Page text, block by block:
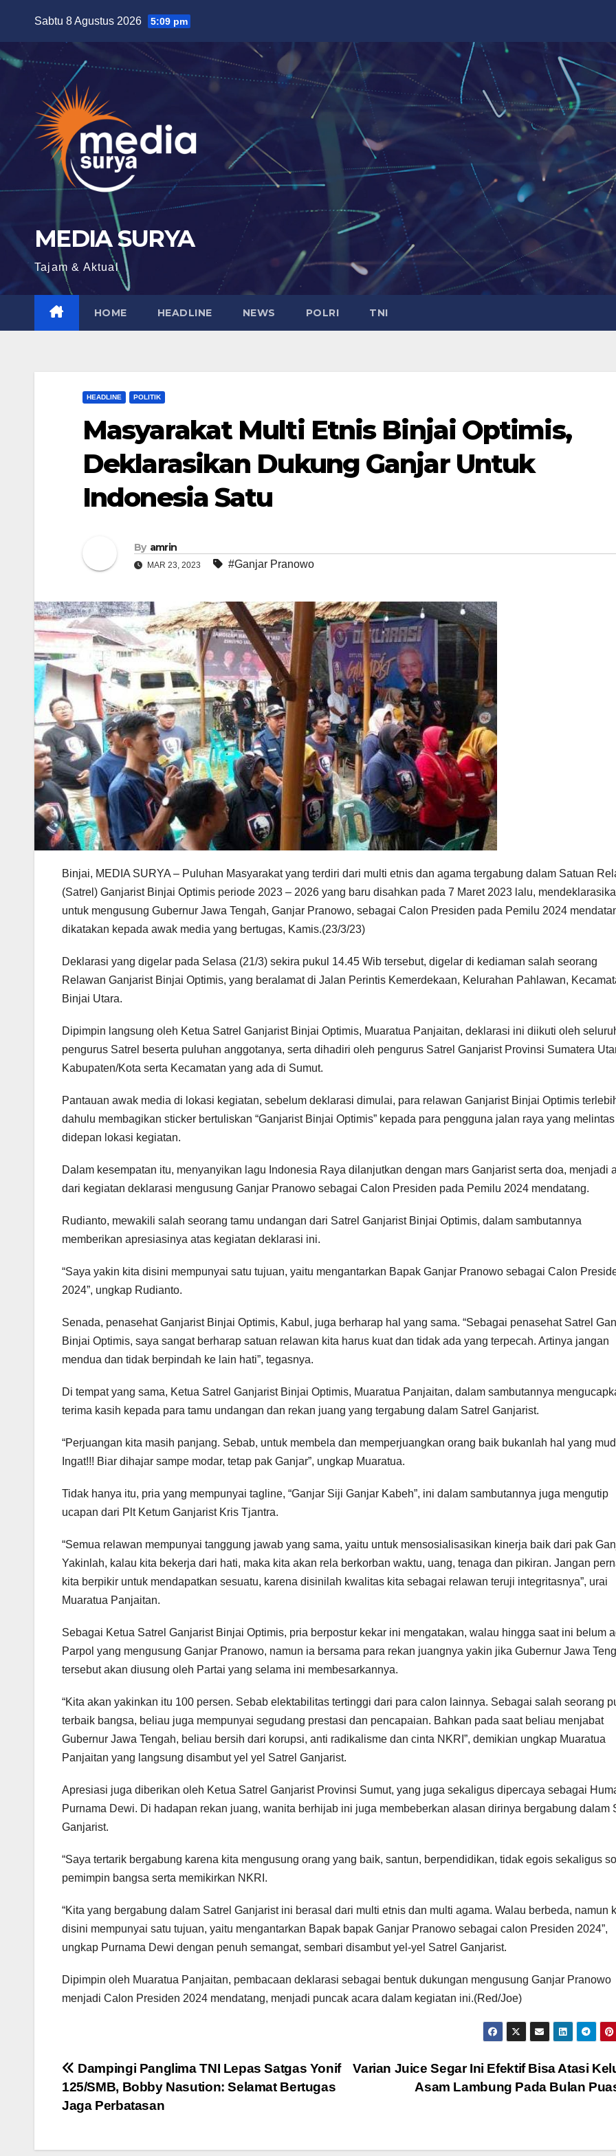
content
Sabtu 8 Agustus 2026 5:09 pm
MEDIA SURYA
Tajam & Aktual
HOME HEADLINE NEWS POLRI TNI
HEADLINE POLITIK
Masyarakat Multi Etnis Binjai Optimis,
Deklarasikan Dukung Ganjar Untuk
Indonesia Satu
By amrin
MAR 23, 2023 #Ganjar Pranowo
Binjai, MEDIA SURYA – Puluhan Masyarakat yang terdiri dari multi etnis dan agama tergabung dalam Satuan
(Satrel) Ganjarist Binjai Optimis periode 2023 – 2026 yang baru disahkan pada 7 Maret 2023 lalu,
untuk mengusung Gubernur Jawa Tengah, Ganjar Pranowo, sebagai Calon Presiden pada Pemilu 2024
dikatakan kepada awak media yang bertugas, Kamis.(23/3/23)
Deklarasi yang digelar pada Selasa (21/3) sekira pukul 14.45 Wib tersebut, digelar di kediaman salah seorang
Relawan Ganjarist Binjai Optimis, yang beralamat di Jalan Perintis Kemerdekaan, Kelurahan Pahlawan,
Binjai Utara.
Dipimpin langsung oleh Ketua Satrel Ganjarist Binjai Optimis, Muaratua Panjaitan, deklarasi ini diikuti oleh
pengurus Satrel beserta puluhan anggotanya, serta dihadiri oleh pengurus Satrel Ganjarist Provinsi Sumatera
Kabupaten/Kota serta Kecamatan yang ada di Sumut.
Pantauan awak media di lokasi kegiatan, sebelum deklarasi dimulai, para relawan Ganjarist Binjai Optimis
dahulu membagikan sticker bertuliskan “Ganjarist Binjai Optimis” kepada para pengguna jalan raya yang melintas
didepan lokasi kegiatan.
Dalam kesempatan itu, menyanyikan lagu Indonesia Raya dilanjutkan dengan mars Ganjarist serta doa, menjadi
dari kegiatan deklarasi mengusung Ganjar Pranowo sebagai Calon Presiden pada Pemilu 2024 mendatang.
Rudianto, mewakili salah seorang tamu undangan dari Satrel Ganjarist Binjai Optimis, dalam sambutannya
memberikan apresiasinya atas kegiatan deklarasi ini.
“Saya yakin kita disini mempunyai satu tujuan, yaitu mengantarkan Bapak Ganjar Pranowo sebagai Calon
2024”, ungkap Rudianto.
Senada, penasehat Ganjarist Binjai Optimis, Kabul, juga berharap hal yang sama. “Sebagai penasehat Satrel
Binjai Optimis, saya sangat berharap satuan relawan kita harus kuat dan tidak ada yang terpecah. Artinya jangan
mendua dan tidak berpindah ke lain hati”, tegasnya.
Di tempat yang sama, Ketua Satrel Ganjarist Binjai Optimis, Muaratua Panjaitan, dalam sambutannya
terima kasih kepada para tamu undangan dan rekan juang yang tergabung dalam Satrel Ganjarist.
“Perjuangan kita masih panjang. Sebab, untuk membela dan memperjuangkan orang baik bukanlah hal yang
Ingat!!! Biar dihajar sampe modar, tetap pak Ganjar”, ungkap Muaratua.
Tidak hanya itu, pria yang mempunyai tagline, “Ganjar Siji Ganjar Kabeh”, ini dalam sambutannya juga mengutip
ucapan dari Plt Ketum Ganjarist Kris Tjantra.
“Semua relawan mempunyai tanggung jawab yang sama, yaitu untuk mensosialisasikan kinerja baik dari pak
Yakinlah, kalau kita bekerja dari hati, maka kita akan rela berkorban waktu, uang, tenaga dan pikiran. Jangan
kita berpikir untuk mendapatkan sesuatu, karena disinilah kwalitas kita sebagai relawan teruji integritasnya”, urai
Muaratua Panjaitan.
Sebagai Ketua Satrel Ganjarist Binjai Optimis, pria berpostur kekar ini mengatakan, walau hingga saat ini belum
Parpol yang mengusung Ganjar Pranowo, namun ia bersama para rekan juangnya yakin jika Gubernur Jawa
tersebut akan diusung oleh Partai yang selama ini membesarkannya.
“Kita akan yakinkan itu 100 persen. Sebab elektabilitas tertinggi dari para calon lainnya. Sebagai salah seorang
terbaik bangsa, beliau juga mempunyai segudang prestasi dan pencapaian. Bahkan pada saat beliau menjabat
Gubernur Jawa Tengah, beliau bersih dari korupsi, anti radikalisme dan cinta NKRI”, demikian ungkap Muaratua
Panjaitan yang langsung disambut yel yel Satrel Ganjarist.
Apresiasi juga diberikan oleh Ketua Satrel Ganjarist Provinsi Sumut, yang juga sekaligus dipercaya sebagai
Purnama Dewi. Di hadapan rekan juang, wanita berhijab ini juga membeberkan alasan dirinya bergabung dalam
Ganjarist.
“Saya tertarik bergabung karena kita mengusung orang yang baik, santun, berpendidikan, tidak egois sekaligus
pemimpin bangsa serta memikirkan NKRI.
“Kita yang bergabung dalam Satrel Ganjarist ini berasal dari multi etnis dan multi agama. Walau berbeda, namun
disini mempunyai satu tujuan, yaitu mengantarkan Bapak bapak Ganjar Pranowo sebagai calon Presiden 2024”,
ungkap Purnama Dewi dengan penuh semangat, sembari disambut yel-yel Satrel Ganjarist.
Dipimpin oleh Muaratua Panjaitan, pembacaan deklarasi sebagai bentuk dukungan mengusung Ganjar Pranowo
menjadi Calon Presiden 2024 mendatang, menjadi puncak acara dalam kegiatan ini.(Red/Joe)
Navigasi
pos
Varian Juice Segar Ini Efektif Bisa Atasi
Asam Lambung Pada Bulan
Dampingi Panglima TNI Lepas Satgas Yonif
125/SMB, Bobby Nasution: Selamat Bertugas
Jaga Perbatasan